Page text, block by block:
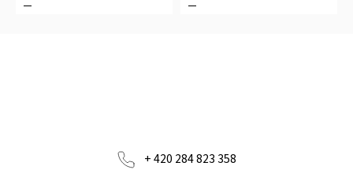
+ 420 284 823 358